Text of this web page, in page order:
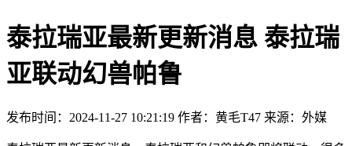
泰拉瑞亚最新更新消息 泰拉瑞
亚联动幻兽帕鲁
发布时间：2024-11-27 10:21:19 作者：黄毛T47 来源：外媒